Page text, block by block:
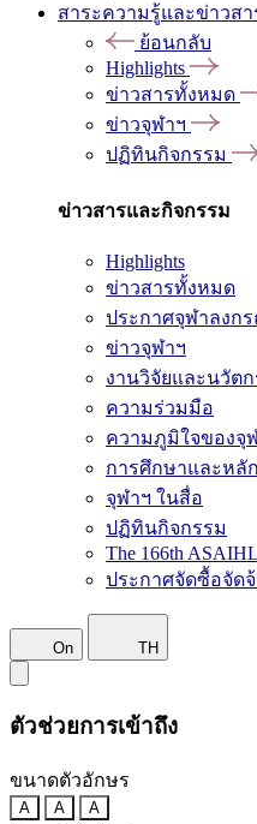
สาระความรู้และข่าวสา
ย้อนกลับ
Highlights
ข่าวสารทั้งหมด
ข่าวจุฬาฯ
ปฏิทินกิจกรรม
ข่าวสารและกิจกรรม
Highlights
ข่าวสารทั้งหมด
ประกาศจุฬาลงก
ข่าวจุฬาฯ
งานวิจัยและนวัตก
ความร่วมมือ
ความภูมิใจของจุ
การศึกษาและหลั
จุฬาฯ ในสื่อ
ปฏิทินกิจกรรม
The 166th
ประกาศจัดซื้อจัดจ้
On TH
ตัวช่วยการเข้าถึง
ขนาดตัวอักษร
A A A